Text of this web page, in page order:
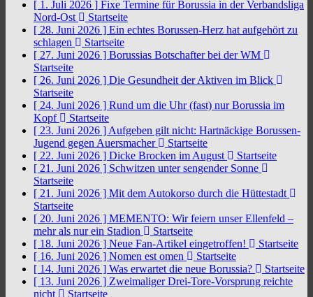
[ 1. Juli 2026 ] Fixe Termine für Borussia in der Verbandsliga
Nord-Ost
Startseite
[ 28. Juni 2026 ] Ein echtes Borussen-Herz hat aufgehört zu
schlagen
Startseite
[ 27. Juni 2026 ] Borussias Botschafter bei der WM
Startseite
[ 26. Juni 2026 ] Die Gesundheit der Aktiven im Blick
Startseite
[ 24. Juni 2026 ] Rund um die Uhr (fast) nur Borussia im
Kopf
Startseite
[ 23. Juni 2026 ] Aufgeben gilt nicht: Hartnäckige Borussen-
Jugend gegen Auersmacher
Startseite
[ 22. Juni 2026 ] Dicke Brocken im August
Startseite
[ 21. Juni 2026 ] Schwitzen unter sengender Sonne
Startseite
[ 21. Juni 2026 ] Mit dem Autokorso durch die Hüttestadt
Startseite
[ 20. Juni 2026 ] MEMENTO: Wir feiern unser Ellenfeld –
mehr als nur ein Stadion
Startseite
[ 18. Juni 2026 ] Neue Fan-Artikel eingetroffen!
Startseite
[ 16. Juni 2026 ] Nomen est omen
Startseite
[ 14. Juni 2026 ] Was erwartet die neue Borussia?
Startseite
[ 13. Juni 2026 ] Zweimaliger Drei-Tore-Vorsprung reichte
nicht
Startseite